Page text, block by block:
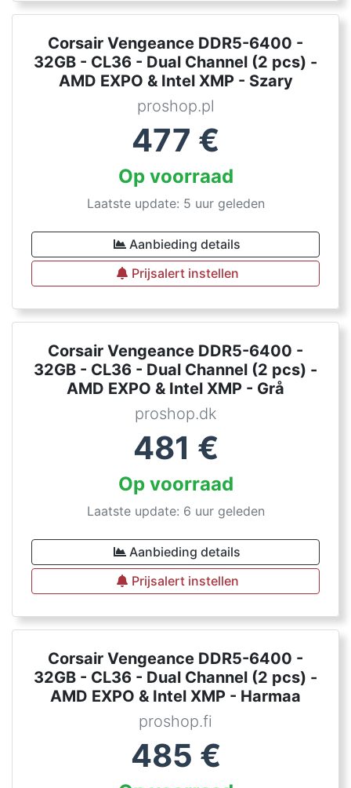
Corsair Vengeance DDR5-6400 -
32GB - CL36 - Dual Channel (2 pcs) -
AMD EXPO & Intel XMP - Szary
proshop.pl
477 €
Op voorraad
Laatste update: 5 uur geleden
Aanbieding details
Prijsalert instellen
Corsair Vengeance DDR5-6400 -
32GB - CL36 - Dual Channel (2 pcs) -
AMD EXPO & Intel XMP - Grå
proshop.dk
481 €
Op voorraad
Laatste update: 6 uur geleden
Aanbieding details
Prijsalert instellen
Corsair Vengeance DDR5-6400 -
32GB - CL36 - Dual Channel (2 pcs) -
AMD EXPO & Intel XMP - Harmaa
proshop.fi
485 €